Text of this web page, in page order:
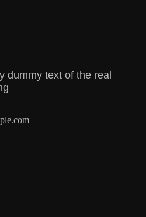
dummy text of the real